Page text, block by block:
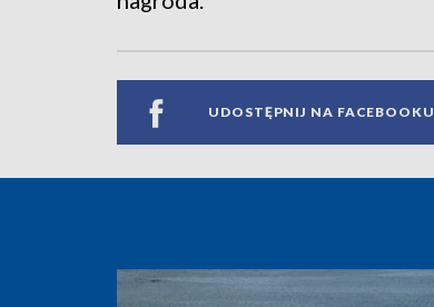
UDOSTĘPNIJ NA FACEBOOKU